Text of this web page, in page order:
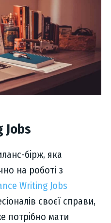
Jobs
бірж, яка
на роботі з
Writing Jobs
своєї справи,
потрібно мати